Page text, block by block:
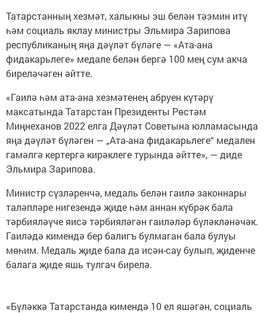
Татарстанның хезмәт, халыкны эш белән тәэмин итү
һәм социаль яклау министры Эльмира Зарипова
республиканың яңа дәүләт бүләге — «Ата-ана
фидакарьлеге» медале белән бергә 100 мең сум акча
биреләчәген әйтте.
«Гаилә һәм ата-ана хезмәтенең абруен күтәрү
максатында Татарстан Президенты Рөстәм
Миңнеханов 2022 елга Дәүләт Советына юлламасында
яңа дәүләт бүләген — „Ата-ана фидакарьлеге“ медален
гамәлгә кертергә кирәклеге турында әйтте», — диде
Эльмира Зарипова.
Министр сүзләренчә, медаль белән гаилә законнары
таләпләре нигезендә җиде һәм аннан күбрәк бала
тәрбияләүче яисә тәрбияләгән гаиләләр бүләкләнәчәк.
Гаиләдә кимендә бер балигъ булмаган бала булуы
мөһим. Медаль җиде бала да исән-сау булып, җиденче
балага җиде яшь тулгач бирелә.
«Бүләккә Татарстанда кимендә 10 ел яшәгән, социаль